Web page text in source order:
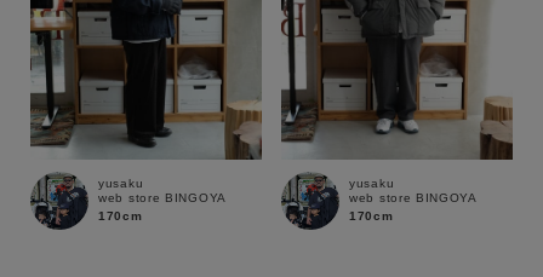
yusaku
web store BINGOYA
170cm
yusaku
web store BINGOYA
170cm